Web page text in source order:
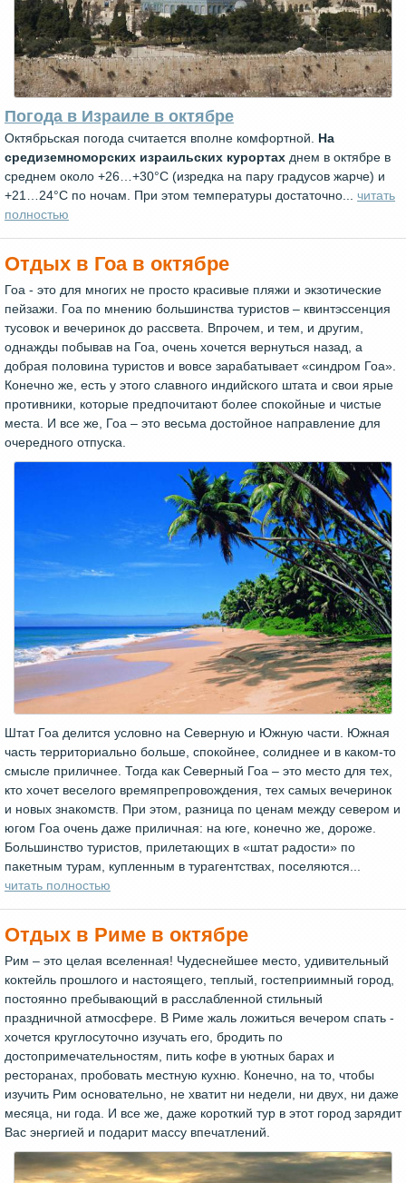
Погода в Израиле в октябре
Октябрьская погода считается вполне комфортной. На
средиземноморских израильских курортах днем в октябре в
среднем около +26…+30°C (изредка на пару градусов жарче) и
+21…24°C по ночам. При этом температуры достаточно... читать
полностью
Отдых в Гоа в октябре
Гоа - это для многих не просто красивые пляжи и экзотические
пейзажи. Гоа по мнению большинства туристов – квинтэссенция
тусовок и вечеринок до рассвета. Впрочем, и тем, и другим,
однажды побывав на Гоа, очень хочется вернуться назад, а
добрая половина туристов и вовсе зарабатывает «синдром Гоа».
Конечно же, есть у этого славного индийского штата и свои ярые
противники, которые предпочитают более спокойные и чистые
места. И все же, Гоа – это весьма достойное направление для
очередного отпуска.
Штат Гоа делится условно на Северную и Южную части. Южная
часть территориально больше, спокойнее, солиднее и в каком-то
смысле приличнее. Тогда как Северный Гоа – это место для тех,
кто хочет веселого времяпрепровождения, тех самых вечеринок
и новых знакомств. При этом, разница по ценам между севером и
югом Гоа очень даже приличная: на юге, конечно же, дороже.
Большинство туристов, прилетающих в «штат радости» по
пакетным турам, купленным в турагентствах, поселяются...
читать полностью
Отдых в Риме в октябре
Рим – это целая вселенная! Чудеснейшее место, удивительный
коктейль прошлого и настоящего, теплый, гостеприимный город,
постоянно пребывающий в расслабленной стильный
праздничной атмосфере. В Риме жаль ложиться вечером спать -
хочется круглосуточно изучать его, бродить по
достопримечательностям, пить кофе в уютных барах и
ресторанах, пробовать местную кухню. Конечно, на то, чтобы
изучить Рим основательно, не хватит ни недели, ни двух, ни даже
месяца, ни года. И все же, даже короткий тур в этот город зарядит
Вас энергией и подарит массу впечатлений.